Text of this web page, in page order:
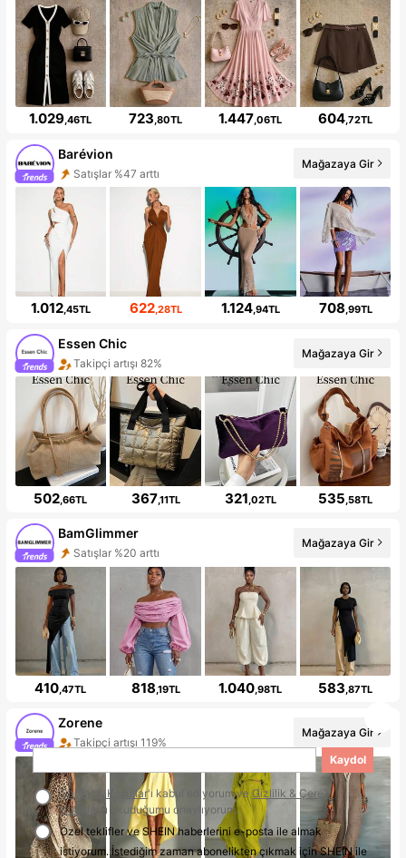
1.029,46TL 723,80TL 1.447,06TL 604,72TL
Barévion
Satışlar %47 arttı
Mağazaya Gir
1.012,45TL 622,28TL 1.124,94TL 708,99TL
Essen Chic
Takipçi artışı 82%
Mağazaya Gir
502 ,66TL 367,11TL 321 ,02TL 535 ,58TL
BamGlimmer
Satışlar %20 arttı
Mağazaya Gir
410 ,47TL 818 ,19TL 1.040 ,98TL 583 ,87TL
Zorene
Takipçi artışı 119%
Mağazaya Gir
Kaydol
Şartlar & Koşullar'ı kabul ediyorum veGizlilik & Çerez
Kuralları
'ı okuduğumu onaylıyorum.
Özel teklifler ve SHEIN haberlerini e-posta ile almak
istiyorum. İstediğim zaman abonelikten çıkmak için SHEIN ile